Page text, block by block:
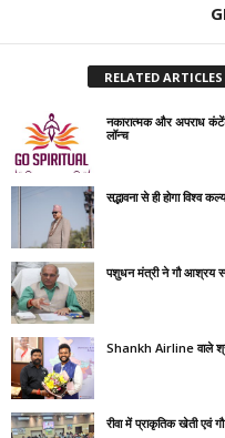
RELATED ARTICLES
नकारात्मक और अपराध
लॉन्च
सद्भावना से ही होगा विश्व
पशुधन मंत्री ने गौ आश्रय
Shankh Airline वाले
रीवा में प्राकृतिक खेती एवं